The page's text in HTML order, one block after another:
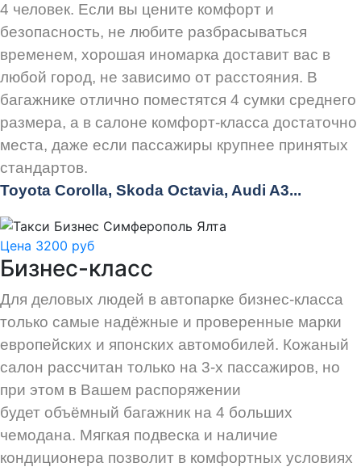
4 человек. Если вы цените комфорт и
безопасность, не любите разбрасываться
временем, хорошая иномарка доставит вас в
любой город, не зависимо от расстояния. В
багажнике отлично поместятся 4 сумки среднего
размера, а в салоне комфорт-класса достаточно
места, даже если пассажиры крупнее принятых
стандартов.
Toyota Corolla, Skoda Octavia, Audi A3...
Цена 3200 руб
Бизнес-класс
Для деловых людей в автопарке бизнес-класса
только самые надёжные и проверенные марки
европейских и японских автомобилей. Кожаный
салон рассчитан только на 3-х пассажиров, но
при этом в Вашем распоряжении
будет объёмный багажник на 4 больших
чемодана. Мягкая подвеска и наличие
кондиционера позволит в комфортных условиях